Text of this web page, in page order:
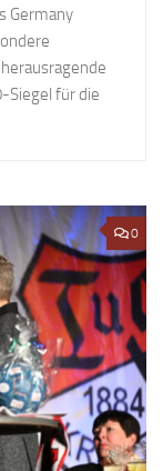
Germany
Siegel für die
0